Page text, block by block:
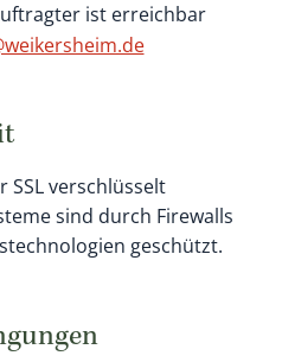
ist erreichbar
SSL verschlüsselt
sind durch Firewalls
geschützt.